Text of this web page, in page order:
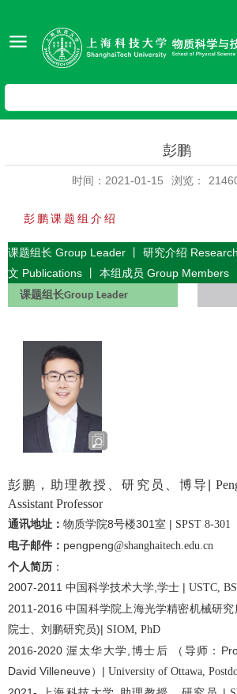
彭鹏
时间：2021-01-15 浏览：
彭鹏课题组介绍
课题组长 Group Leader 丨 研究介绍 Research
文 Publications 丨 本组成员 Group Members
课题组长Group Leader
彭鹏，助理教授、研究员、博导
Assistant Professor
通讯地址： 物质学院8号楼301室 | SPST 8-301
电子邮件： pengpeng@shanghaitech.edu.cn
个人简历 ：
2007-2011 中国科学技术大学 学士 | USTC, BS
2011-2016中国科学院上海光学精密机械研究
院士、刘鹏研究员)| SIOM, PhD
2016-2020渥太华大学 博士后 （导师：
David Villeneuve） | University of Ottawa,